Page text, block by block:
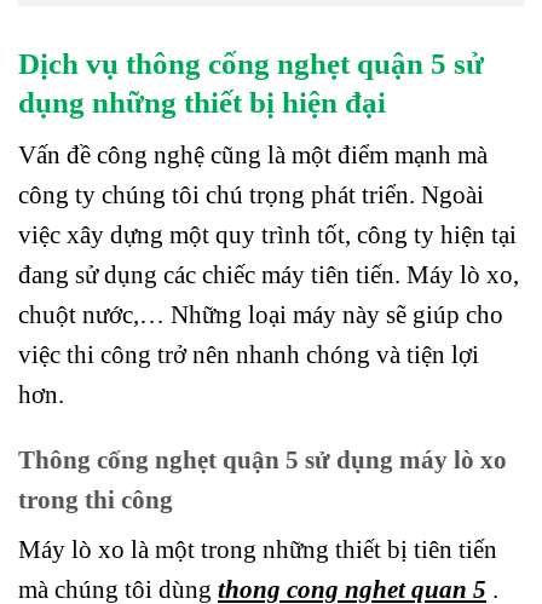
Dịch vụ thông cống nghẹt quận 5 sử
dụng những thiết bị hiện đại
Vấn đề công nghệ cũng là một điểm mạnh mà
công ty chúng tôi chú trọng phát triển. Ngoài
việc xây dựng một quy trình tốt, công ty hiện tại
đang sử dụng các chiếc máy tiên tiến. Máy lò xo,
chuột nước,… Những loại máy này sẽ giúp cho
việc thi công trở nên nhanh chóng và tiện lợi
hơn.
Thông cống nghẹt quận 5 sử dụng máy lò xo
trong thi công
Máy lò xo là một trong những thiết bị tiên tiến
mà chúng tôi dùng thong cong nghet quan 5